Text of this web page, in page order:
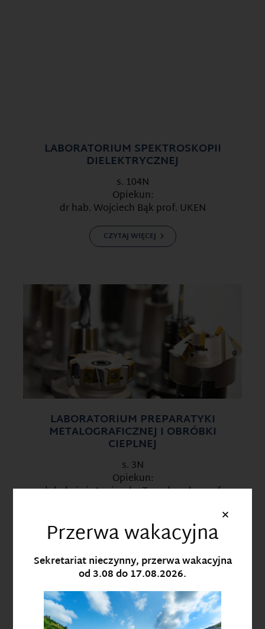
LABORATORIUM SPEKTROSKOPII
DIELEKTRYCZNEJ
s. 104N
Opiekun:
dr hab. Wojciech Bąk prof. UKEN
CZYTAJ WIĘCEJ
LABORATORIUM PREPARATYKI
METALOGRAFICZNEJ I OBRÓBKI
CIEPLNEJ
s. 3N
Opiekun:
dr hab. inż. Agnieszka Twardowska prof.
×
Przerwa wakacyjna
Sekretariat nieczynny, przerwa wakacyjna
od 3.08 do 17.08.2026.